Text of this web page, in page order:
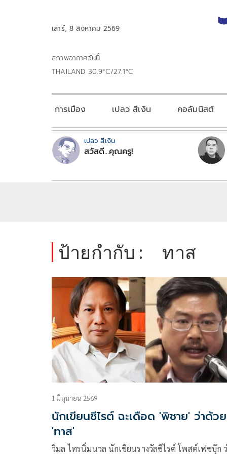
เสาร์, 8 สิงหาคม 2569
สภาพอากาศวันนี้
THAILAND 30.9°C/27.1°C
การเมือง เปลว สีเงิน คอลัมนิสต์
เปลว สีเงิน
สวัสดี...คุณครู!
ป้ายกำกับ : ทาส
1 มิถุนายน 2569
นักเขียนซีไรต์ ฉะเดือด 'พิชาย' ว่าด้วย
'ทาส'
วิมล ไทรนิ่มนวล นักเขียนรางวัลซีไรต์ โพสต์เฟซบุ๊ก